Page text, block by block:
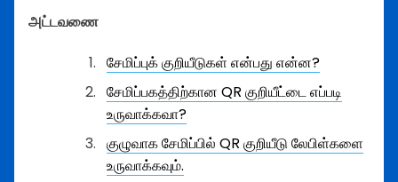
அட்டவணை
சேமிப்புக் குறியீடுகள் என்பது என்ன?
சேமிப்பகத்திற்கான QR குறியீட்டை எப்படி
உருவாக்கவா?
குழுவாக சேமிப்பில் QR குறியீடு லேபிள்களை
உருவாக்கவும்.